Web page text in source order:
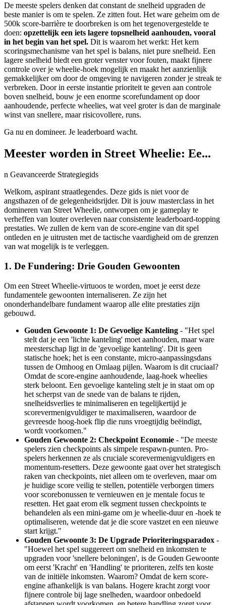
De meeste spelers denken dat constant de snelheid upgraden de
beste manier is om te spelen. Ze zitten fout. Het ware geheim om de
500k score-barrière te doorbreken is om het tegenovergestelde te
doen: opzettelijk een iets lagere topsnelheid aanhouden, vooral
in het begin van het spel. Dit is waarom het werkt: Het kern
scoringsmechanisme van het spel is balans, niet pure snelheid. Een
lagere snelheid biedt een groter venster voor fouten, maakt fijnere
controle over je wheelie-hoek mogelijk en maakt het aanzienlijk
gemakkelijker om door de omgeving te navigeren zonder je streak te
verbreken. Door in eerste instantie prioriteit te geven aan controle
boven snelheid, bouw je een enorme scorefundament op door
aanhoudende, perfecte wheelies, wat veel groter is dan de marginale
winst van snellere, maar risicovollere, runs.
Ga nu en domineer. Je leaderboard wacht.
Meester worden in Street Wheelie: Ee...
n Geavanceerde Strategiegids
Welkom, aspirant straatlegendes. Deze gids is niet voor de
angsthazen of de gelegenheidsrijder. Dit is jouw masterclass in het
domineren van Street Wheelie, ontworpen om je gameplay te
verheffen van louter overleven naar consistente leaderboard-topping
prestaties. We zullen de kern van de score-engine van dit spel
ontleden en je uitrusten met de tactische vaardigheid om de grenzen
van wat mogelijk is te verleggen.
1. De Fundering: Drie Gouden Gewoonten
Om een Street Wheelie-virtuoos te worden, moet je eerst deze
fundamentele gewoonten internaliseren. Ze zijn het
ononderhandelbare fundament waarop alle elite prestaties zijn
gebouwd.
Gouden Gewoonte 1: De Gevoelige Kanteling - "Het spel
stelt dat je een 'lichte kanteling' moet aanhouden, maar ware
meesterschap ligt in de 'gevoelige kanteling'. Dit is geen
statische hoek; het is een constante, micro-aanpassingsdans
tussen de Omhoog en Omlaag pijlen. Waarom is dit cruciaal?
Omdat de score-engine aanhoudende, laag-hoek wheelies
sterk beloont. Een gevoelige kanteling stelt je in staat om op
het scherpst van de snede van de balans te rijden,
snelheidsverlies te minimaliseren en tegelijkertijd je
scorevermenigvuldiger te maximaliseren, waardoor de
gevreesde hoog-hoek flip die runs vroegtijdig beëindigt,
wordt voorkomen."
Gouden Gewoonte 2: Checkpoint Economie - "De meeste
spelers zien checkpoints als simpele respawn-punten. Pro-
spelers herkennen ze als cruciale scorevermenigvuldigers en
momentum-resetters. Deze gewoonte gaat over het strategisch
raken van checkpoints, niet alleen om te overleven, maar om
je huidige score veilig te stellen, potentiële verborgen timers
voor scorebonussen te vernieuwen en je mentale focus te
resetten. Het gaat erom elk segment tussen checkpoints te
behandelen als een mini-game om je wheelie-duur en -hoek te
optimaliseren, wetende dat je die score vastzet en een nieuwe
start krijgt."
Gouden Gewoonte 3: De Upgrade Prioriteringsparadox -
"Hoewel het spel suggereert om snelheid en inkomsten te
upgraden voor 'snellere beloningen', is de Gouden Gewoonte
om eerst 'Kracht' en 'Handling' te prioriteren, zelfs ten koste
van de initiële inkomsten. Waarom? Omdat de kern score-
engine afhankelijk is van balans. Hogere kracht zorgt voor
fijnere controle bij lage snelheden, waardoor onbedoeld